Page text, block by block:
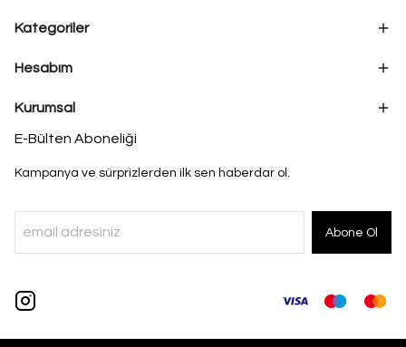
Kategoriler
Hesabım
Kurumsal
E-Bülten Aboneliği
Kampanya ve sürprizlerden ilk sen haberdar ol.
Abone Ol